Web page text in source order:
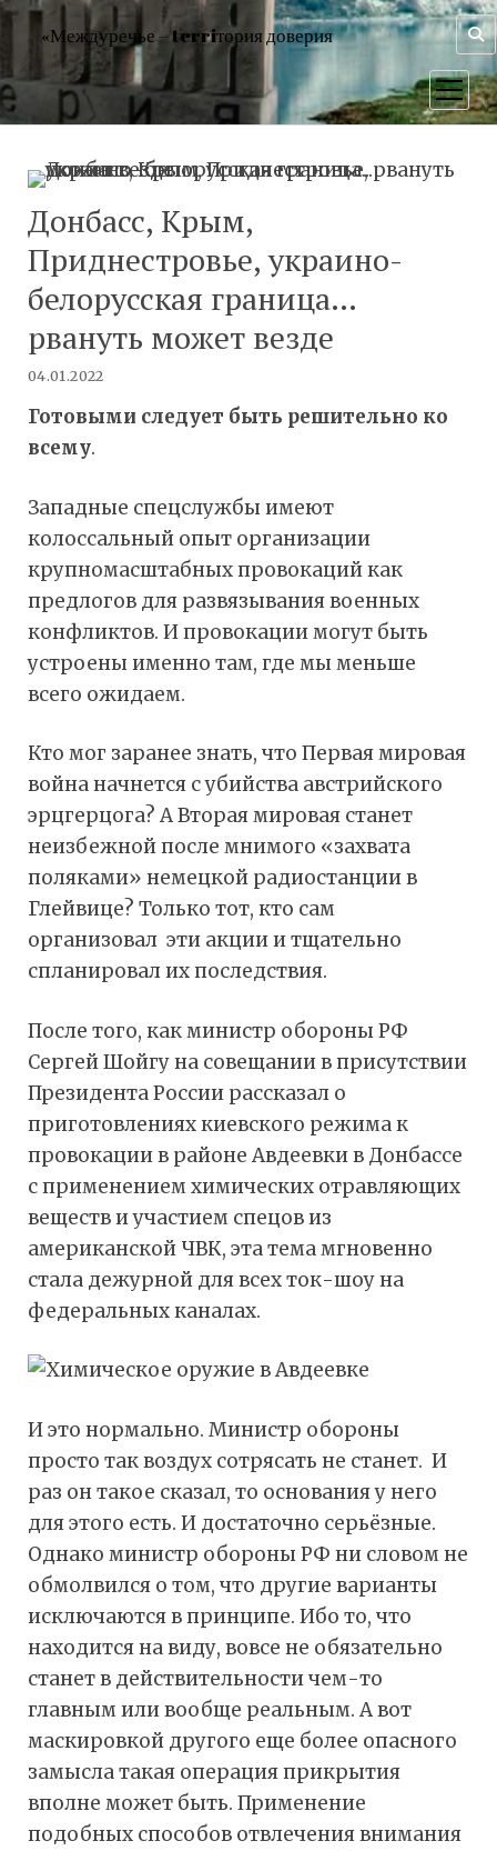
«Междуречье – terriтория доверия
меню
Донбасс, Крым,
Приднестровье, украино-
белорусская граница…
рвануть может везде
04.01.2022
Готовыми следует быть решительно ко
всему.
Западные спецслужбы имеют
колоссальный опыт организации
крупномасштабных провокаций как
предлогов для развязывания военных
конфликтов. И провокации могут быть
устроены именно там, где мы меньше
всего ожидаем.
Кто мог заранее знать, что Первая мировая
война начнется с убийства австрийского
эрцгерцога? А Вторая мировая станет
неизбежной после мнимого «захвата
поляками» немецкой радиостанции в
Глейвице? Только тот, кто сам
организовал эти акции и тщательно
спланировал их последствия.
После того, как министр обороны РФ
Сергей Шойгу на совещании в присутствии
Президента России рассказал о
приготовлениях киевского режима к
провокации в районе Авдеевки в Донбассе
с применением химических отравляющих
веществ и участием спецов из
американской ЧВК, эта тема мгновенно
стала дежурной для всех ток-шоу на
федеральных каналах.
И это нормально. Министр обороны
просто так воздух сотрясать не станет. И
раз он такое сказал, то основания у него
для этого есть. И достаточно серьёзные.
Однако министр обороны РФ ни словом не
обмолвился о том, что другие варианты
исключаются в принципе. Ибо то, что
находится на виду, вовсе не обязательно
станет в действительности чем-то
главным или вообще реальным. А вот
маскировкой другого еще более опасного
замысла такая операция прикрытия
вполне может быть. Применение
подобных способов отвлечения внимания